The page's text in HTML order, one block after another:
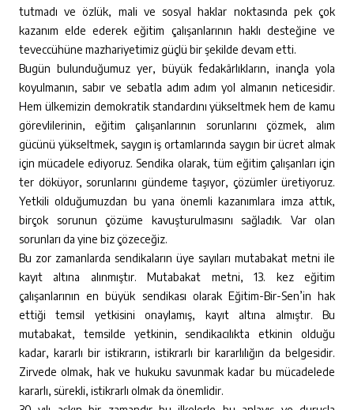
tutmadı ve özlük, mali ve sosyal haklar noktasında pek çok
kazanım elde ederek eğitim çalışanlarının haklı desteğine ve
teveccühüne mazhariyetimiz güçlü bir şekilde devam etti.
Bugün bulunduğumuz yer, büyük fedakârlıkların, inançla yola
koyulmanın, sabır ve sebatla adım adım yol almanın neticesidir.
Hem ülkemizin demokratik standardını yükseltmek hem de kamu
görevlilerinin, eğitim çalışanlarının sorunlarını çözmek, alım
gücünü yükseltmek, saygın iş ortamlarında saygın bir ücret almak
için mücadele ediyoruz. Sendika olarak, tüm eğitim çalışanları için
ter döküyor, sorunlarını gündeme taşıyor, çözümler üretiyoruz.
Yetkili olduğumuzdan bu yana önemli kazanımlara imza attık,
birçok sorunun çözüme kavuşturulmasını sağladık. Var olan
sorunları da yine biz çözeceğiz.
Bu zor zamanlarda sendikaların üye sayıları mutabakat metni ile
kayıt altına alınmıştır. Mutabakat metni, 13. kez eğitim
çalışanlarının en büyük sendikası olarak Eğitim-Bir-Sen’in hak
ettiği temsil yetkisini onaylamış, kayıt altına almıştır. Bu
mutabakat, temsilde yetkinin, sendikacılıkta etkinin olduğu
kadar, kararlı bir istikrarın, istikrarlı bir kararlılığın da belgesidir.
Zirvede olmak, hak ve hukuku savunmak kadar bu mücadelede
kararlı, sürekli, istikrarlı olmak da önemlidir.